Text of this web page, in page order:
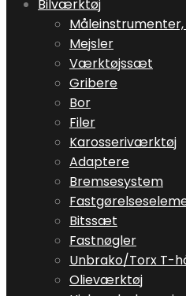
Bilværktøj
Mejsler
Værktøjssæt
Gribere
Bor
Filer
Karosseriværktøj
Adaptere
Bremsesystem
Bitssæt
Fastnøgler
Unbrako/Torx T-
Olieværktøj